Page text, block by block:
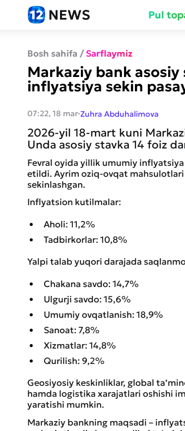
Pul
Bosh sahifa / Sarflaymiz
Markaziy bank
inflyatsiya sekin
07:22, 18 mar·Zuhra Abduhalimova
2026-yil 18-mart kuni
Unda asosiy stavka 14 foiz
Fevral oyida yillik umumiy
etildi. Ayrim oziq-ovqat
sekinlashgan.
Inflyatsion kutilmalar:
Aholi: 11,2%
Tadbirkorlar: 10,8%
Yalpi talab yuqori darajada
Chakana savdo: 14,7%
Ulgurji savdo: 15,6%
Umumiy ovqatlanish: 18,9%
Sanoat: 7,8%
Xizmatlar: 14,8%
Qurilish: 9,2%
Geosiyosiy keskinliklar, global
hamda logistika xarajatlari oshishi
yaratishi mumkin.
Markaziy bankning maqsadi –